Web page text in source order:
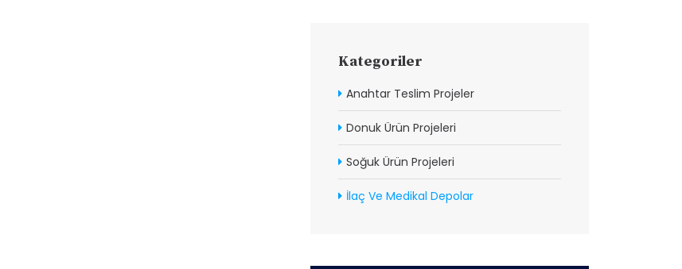
Kategoriler
Anahtar Teslim Projeler
Donuk Ürün Projeleri
Soğuk Ürün Projeleri
İlaç Ve Medikal Depolar